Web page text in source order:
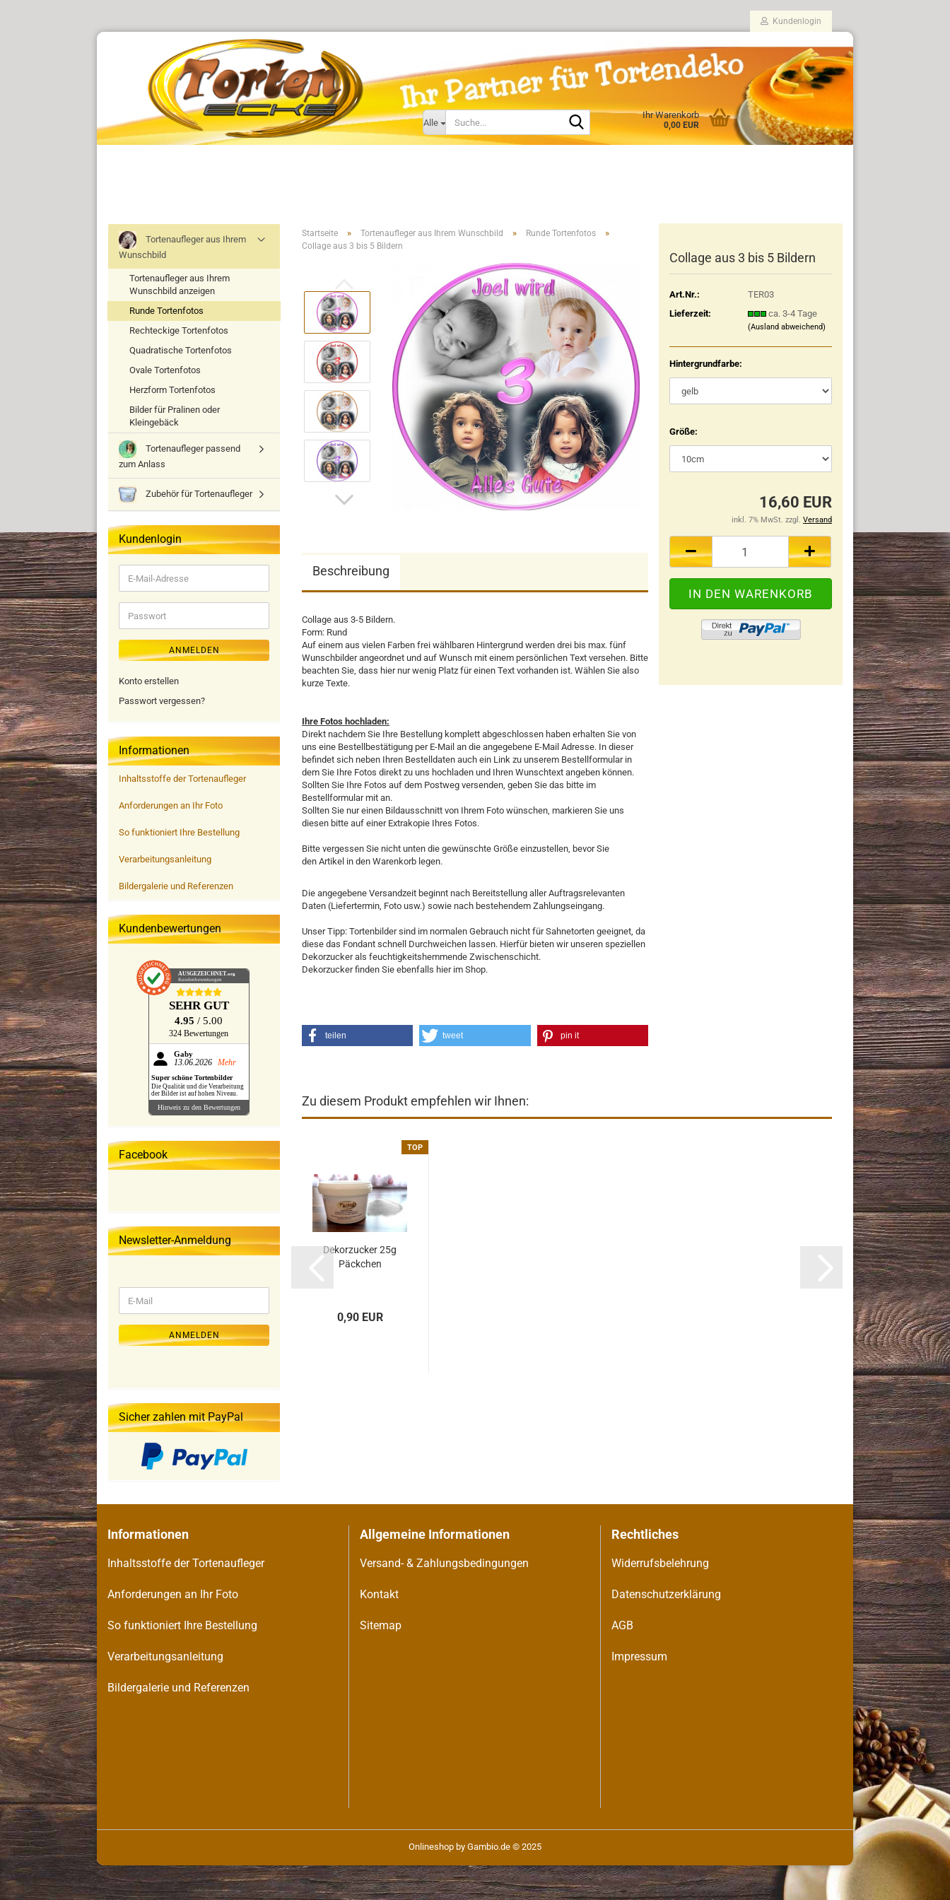
Kundenlogin
Alle
Suche... Ihr Warenkorb
0,00 EUR
Startseite » Tortenaufleger aus Ihrem Wunschbild » Runde Tortenfotos »
Collage aus 3 bis 5 Bildern
Collage aus 3 bis 5 Bildern
Art.Nr.:
TER03
Lieferzeit:
ca. 3-4 Tage
(Ausland abweichend)
Hintergrundfarbe:
Größe:
16,60 EUR
inkl. 7% MwSt. zzgl. Versand
Beschreibung
Collage aus 3-5 Bildern.
Form: Rund
Auf einem aus vielen Farben frei wählbaren Hintergrund werden drei bis max. fünf
Wunschbilder angeordnet und auf Wunsch mit einem persönlichen Text versehen. Bitte
beachten Sie, dass hier nur wenig Platz für einen Text vorhanden ist. Wählen Sie also
kurze Texte.
Ihre Fotos hochladen:
Direkt nachdem Sie Ihre Bestellung komplett abgeschlossen haben erhalten Sie von
uns eine Bestellbestätigung per E-Mail an die angegebene E-Mail Adresse. In dieser
befindet sich neben Ihren Bestelldaten auch ein Link zu unserem Bestellformular in
dem Sie Ihre Fotos direkt zu uns hochladen und Ihren Wunschtext angeben können.
Sollten Sie Ihre Fotos auf dem Postweg versenden, geben Sie das bitte im
Bestellformular mit an.
Sollten Sie nur einen Bildausschnitt von Ihrem Foto wünschen, markieren Sie uns
diesen bitte auf einer Extrakopie Ihres Fotos.
Bitte vergessen Sie nicht unten die gewünschte Größe einzustellen, bevor Sie
den Artikel in den Warenkorb legen.
Die angegebene Versandzeit beginnt nach Bereitstellung aller Auftragsrelevanten
Daten (Liefertermin, Foto usw.) sowie nach bestehendem Zahlungseingang.
Unser Tipp: Tortenbilder sind im normalen Gebrauch nicht für Sahnetorten geeignet, da
diese das Fondant schnell Durchweichen lassen. Hierfür bieten wir unseren speziellen
Dekorzucker als feuchtigkeitshemmende Zwischenschicht.
Dekorzucker finden Sie ebenfalls hier im Shop.
teilen tweet pin it
Zu diesem Produkt empfehlen wir Ihnen:
TOP
Dekorzucker 25g
Päckchen
0,90 EUR
Tortenaufleger aus Ihrem
Wunschbild
Tortenaufleger aus Ihrem
Wunschbild anzeigen
Runde Tortenfotos
Rechteckige Tortenfotos
Quadratische Tortenfotos
Ovale Tortenfotos
Herzform Tortenfotos
Bilder für Pralinen oder
Kleingebäck
Tortenaufleger passend
zum Anlass
Zubehör für Tortenaufleger
Kundenlogin
E-
Mail-
Adresse
Passwort
ANMELDEN
Konto erstellen
Passwort vergessen?
Informationen
Inhaltsstoffe der Tortenaufleger
Anforderungen an Ihr Foto
So funktioniert Ihre Bestellung
Verarbeitungsanleitung
Bildergalerie und Referenzen
Kundenbewertungen
AUSGEZEICHNET.org
Kundenbewertungen
SEHR GUT
4.95 / 5.00
324 Bewertungen
Gaby
13.06.2026 Mehr
Super schöne Tortenbilder
Die Qualität und die Verarbeitung
der Bilder ist auf hohen Niveau.
Hinweis zu den Bewertungen
Facebook
Newsletter-Anmeldung
ZUR
ANMELDUNG
E-
Mail
ANMELDEN
Sicher zahlen mit PayPal
Informationen
Inhaltsstoffe der Tortenaufleger
Anforderungen an Ihr Foto
So funktioniert Ihre Bestellung
Verarbeitungsanleitung
Bildergalerie und Referenzen
Allgemeine Informationen
Versand- & Zahlungsbedingungen
Kontakt
Sitemap
Rechtliches
Widerrufsbelehrung
Datenschutzerklärung
AGB
Impressum
Onlineshop by Gambio.de © 2025